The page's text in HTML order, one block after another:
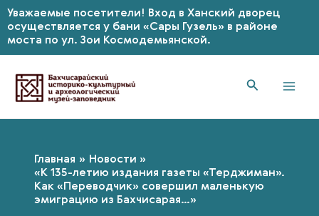
Уважаемые посетители! Вход в Ханский дворец
осуществляется у бани «Сары Гузель» в районе
моста по ул. Зои Космодемьянской.
содержимому
Главная
Новости
«К 135-летию издания газеты «Терджиман».
Как «Переводчик» совершил маленькую
эмиграцию из Бахчисарая…»